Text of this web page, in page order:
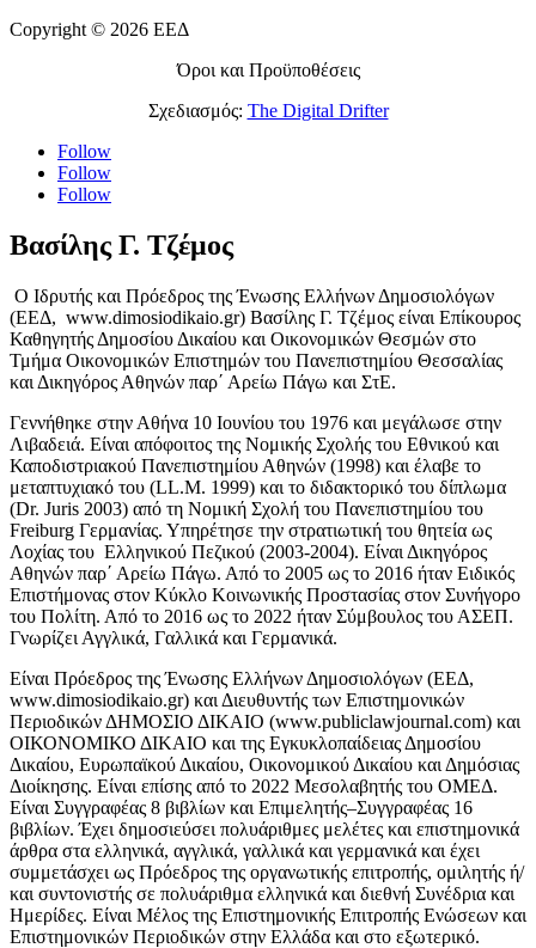
Copyright © 2026 ΕΕΔ
Όροι και Προϋποθέσεις
Σχεδιασμός: The Digital Drifter
Follow
Follow
Follow
Βασίλης Γ. Τζέμος
Ο Ιδρυτής και Πρόεδρος της Ένωσης Ελλήνων Δημοσιολόγων
(ΕΕΔ, www.dimosiodikaio.gr) Βασίλης Γ. Τζέμος είναι Επίκουρος
Καθηγητής Δημοσίου Δικαίου και Οικονομικών Θεσμών στο
Τμήμα Οικονομικών Επιστημών του Πανεπιστημίου Θεσσαλίας
και Δικηγόρος Αθηνών παρ΄ Αρείω Πάγω και ΣτΕ.
Γεννήθηκε στην Αθήνα 10 Ιουνίου του 1976 και μεγάλωσε στην
Λιβαδειά. Είναι απόφοιτος της Νομικής Σχολής του Εθνικού και
Καποδιστριακού Πανεπιστημίου Αθηνών (1998) και έλαβε το
μεταπτυχιακό του (LL.M. 1999) και το διδακτορικό του δίπλωμα
(Dr. Juris 2003) από τη Νομική Σχολή του Πανεπιστημίου του
Freiburg Γερμανίας. Υπηρέτησε την στρατιωτική του θητεία ως
Λοχίας του Ελληνικού Πεζικού (2003-2004). Είναι Δικηγόρος
Αθηνών παρ΄ Αρείω Πάγω. Από το 2005 ως το 2016 ήταν Ειδικός
Επιστήμονας στον Κύκλο Κοινωνικής Προστασίας στον Συνήγορο
του Πολίτη. Από το 2016 ως το 2022 ήταν Σύμβουλος του ΑΣΕΠ.
Γνωρίζει Αγγλικά, Γαλλικά και Γερμανικά.
Είναι Πρόεδρος της Ένωσης Ελλήνων Δημοσιολόγων (ΕΕΔ,
www.dimosiodikaio.gr) και Διευθυντής των Επιστημονικών
Περιοδικών ΔΗΜΟΣΙΟ ΔΙΚΑΙΟ (www.publiclawjournal.com) και
ΟΙΚΟΝΟΜΙΚΟ ΔΙΚΑΙΟ και της Εγκυκλοπαίδειας Δημοσίου
Δικαίου, Ευρωπαϊκού Δικαίου, Οικονομικού Δικαίου και Δημόσιας
Διοίκησης. Είναι επίσης από το 2022 Μεσολαβητής του ΟΜΕΔ.
Είναι Συγγραφέας 8 βιβλίων και Επιμελητής–Συγγραφέας 16
βιβλίων. Έχει δημοσιεύσει πολυάριθμες μελέτες και επιστημονικά
άρθρα στα ελληνικά, αγγλικά, γαλλικά και γερμανικά και έχει
συμμετάσχει ως Πρόεδρος της οργανωτικής επιτροπής, ομιλητής ή/
και συντονιστής σε πολυάριθμα ελληνικά και διεθνή Συνέδρια και
Ημερίδες. Είναι Μέλος της Επιστημονικής Επιτροπής Ενώσεων και
Επιστημονικών Περιοδικών στην Ελλάδα και στο εξωτερικό.